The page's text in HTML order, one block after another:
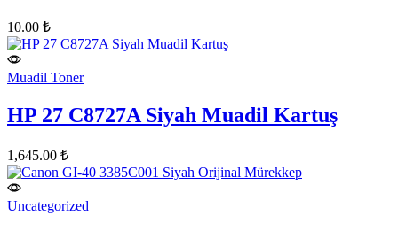
10.00 ₺
Muadil Toner
HP 27 C8727A Siyah Muadil Kartuş
1,645.00 ₺
Uncategorized